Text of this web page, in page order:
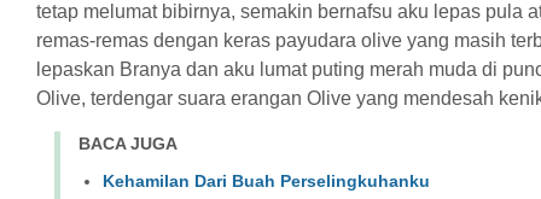
tetap melumat bibirnya, semakin bernafsu aku lepas pula
remas-remas dengan keras payudara olive yang masih
lepaskan Branya dan aku lumat puting merah muda di
Olive, terdengar suara erangan Olive yang mendesah
BACA JUGA
Kehamilan Dari Buah Perselingkuhanku